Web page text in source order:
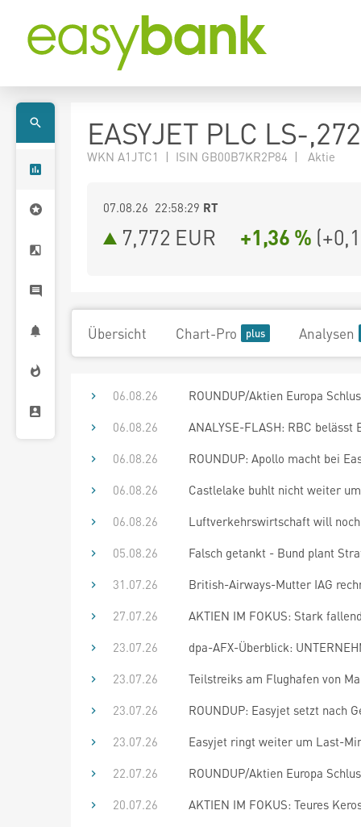
EASYJET PLC LS-
WKN A1JTC1 | ISIN GB00B7KR2P84 | Aktie
07.08.26 22:58:29 RT
7,772 EUR +1,36 % (
Übersicht Chart-Pro Analysen
06.08.26
ROUNDUP/Aktien Europa
06.08.26
ANALYSE-FLASH: RBC
06.08.26
ROUNDUP: Apollo macht bei
06.08.26
Castlelake buhlt nicht weiter
06.08.26
Luftverkehrswirtschaft will
05.08.26
Falsch getankt - Bund plant
31.07.26
British-Airways-Mutter IAG
27.07.26
AKTIEN IM FOKUS: Stark
23.07.26
dpa-AFX-Überblick:
23.07.26
Teilstreiks am Flughafen von
23.07.26
ROUNDUP: Easyjet setzt nach
23.07.26
Easyjet ringt weiter um Last-
22.07.26
ROUNDUP/Aktien Europa
20.07.26
AKTIEN IM FOKUS: Teures